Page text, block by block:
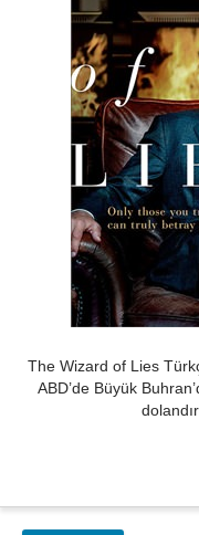
The Wizard of Lies
ABD’de Büyük